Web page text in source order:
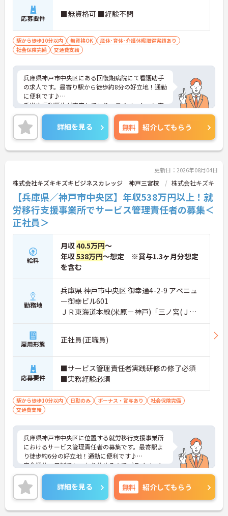
応募要件 ■無資格可 ■経験不問
駅から徒歩10分以内 無資格OK
産休･育休･介護休暇取得実績あり
社会保険完備
交通費支給
兵庫県神戸市中央区にある回復期病院にて看護助手
の求人です。最寄り駅から徒歩約8分の好立地！通勤
に便利です♪
手当や福利厚生が充実しており、モチベーション高
く勤務できます。無資格の方もご応募OK！
ご興味のある方には、面接対策ポイントなど、さら
に詳細をご案内しますのでお気軽にご相談くださ
い！
詳細を見る 無料 紹介してもらう
更新日：2026年08月04日
株式会社キズキキズキビジネスカレッジ 神戸三宮校 株式会社キズキ
【兵庫県／神戸市中央区】年収538万円以上！就
労移行支援事業所でサービス管理責任者の募集＜
正社員＞
給料
月収40.5万円～
年収538万円～想定 ※賞与1.3ヶ月分想定
を含む
勤務地
兵庫県 神戸市中央区 御幸通4-2-9 アベニュ
ー御幸ビル601
ＪＲ東海道本線(米原－神戸)「三ノ宮(ＪＲ)
駅」徒歩10分
雇用形態 正社員(正職員)
応募要件
■サービス管理責任者実践研修の修了必須
■実務経験必須
駅から徒歩10分以内 日勤のみ ボーナス・賞与あり
社会保険完備
交通費支給
兵庫県神戸市中央区に位置する就労移行支援事業所
におけるサービス管理責任者の募集です。最寄駅よ
り徒歩約6分の好立地！通勤に便利です♪
完全週休二日制でしっかり休めるのでプライベート
も大切にしたい方にお勧め！高年収なポイントも嬉
しいですね。
ご興味のある方には、面接対策ポイントなど、さら
に詳細をご案内しますのでお気軽にご相談くださ
い！
詳細を見る 無料 紹介してもらう